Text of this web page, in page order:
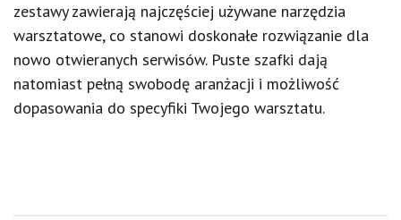
zestawy zawierają najczęściej używane narzędzia
warsztatowe, co stanowi doskonałe rozwiązanie dla
nowo otwieranych serwisów. Puste szafki dają
natomiast pełną swobodę aranżacji i możliwość
dopasowania do specyfiki Twojego warsztatu.